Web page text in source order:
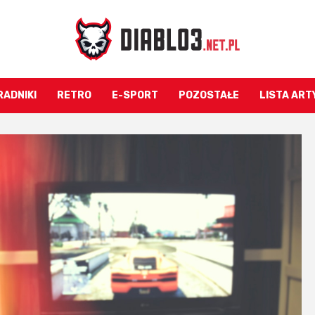
RETRO E-SPORT POZOSTAŁE LISTA